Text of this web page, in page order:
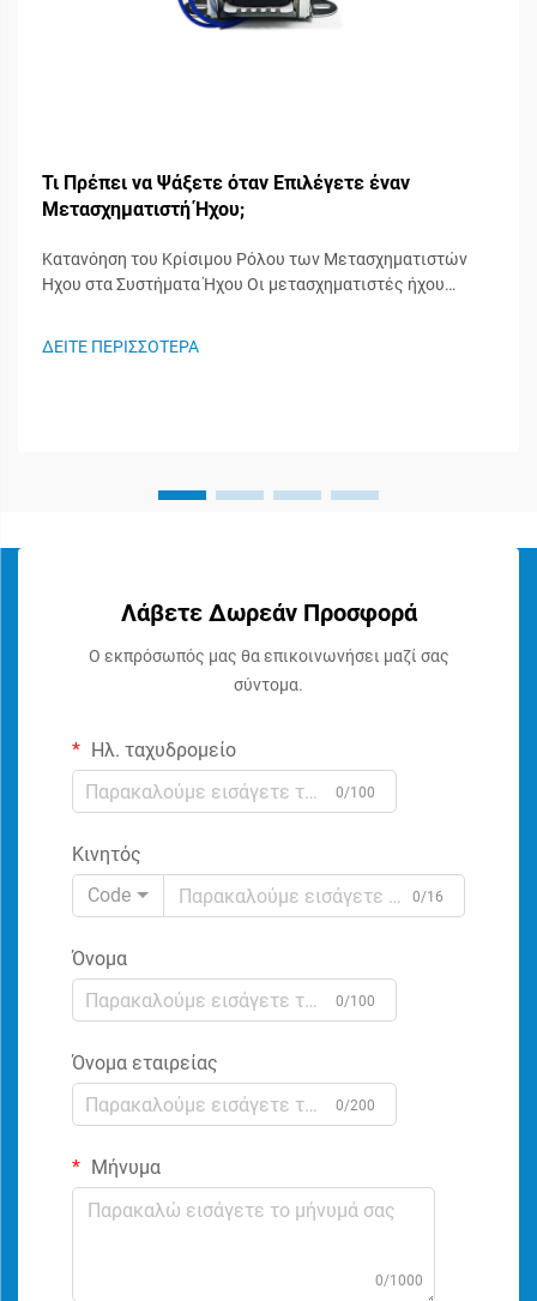
Τι Πρέπει να Ψάξετε όταν Επιλέγετε έναν
Μετασχηματιστή Ήχου;
Κατανόηση του Κρίσιμου Ρόλου των Μετασχηματιστών
Ήχου στα Συστήματα Ήχου Οι μετασχηματιστές ήχου
ακεραιότητας του σήματος και στη διασφάλιση της
ΔΕΙΤΕ ΠΕΡΙΣΣΟΤΕΡΑ
Λάβετε Δωρεάν Προσφορά
Ο εκπρόσωπός μας θα επικοινωνήσει μαζί σας
σύντομα.
Ηλ. ταχυδρομείο
0/100
Κινητός
Code
0/16
Όνομα
0/100
Όνομα εταιρείας
0/200
Μήνυμα
0/1000